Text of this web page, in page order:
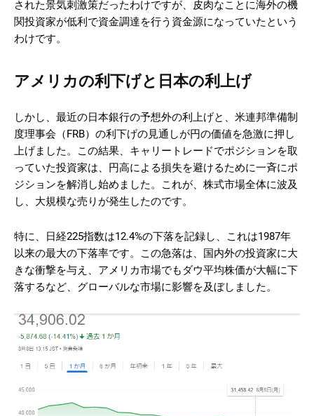
された景気刺激策だったわけですが、皮肉なことに海外の機
関投資家が低利で資金調達を行う資金源になっていたという
わけです。
アメリカの利下げと日本の利上げ
しかし、最近の日本銀行の予想外の利上げと、米連邦準備制
度理事会（FRB）の利下げの見通しが円の価値を急激に押し
上げました。この結果、キャリートレードでポジションを取
っていた投資家は、円高による損失を避けるために一斉にポ
ジションを解消し始めました。これが、株式市場全体に波及
し、大規模な売りが発生したのです​。
特に、日経225指数は12.4%の下落を記録し、これは1987年
以来の最大の下落率です。この急落は、国内外の投資家に大
きな衝撃を与え、アメリカ市場でもダウ平均株価が大幅に下
落するなど、グローバルな市場に影響を及ぼしました​。